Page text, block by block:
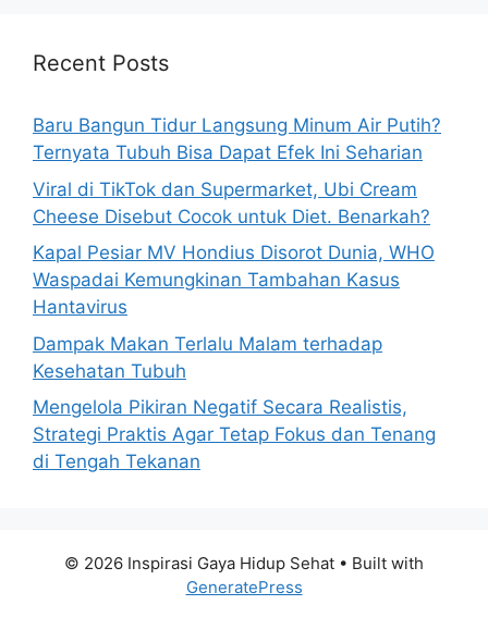
h
r
:
Recent Posts
Baru Bangun Tidur Langsung Minum Air Putih?
Ternyata Tubuh Bisa Dapat Efek Ini Seharian
Viral di TikTok dan Supermarket, Ubi Cream
Cheese Disebut Cocok untuk Diet. Benarkah?
Kapal Pesiar MV Hondius Disorot Dunia, WHO
Waspadai Kemungkinan Tambahan Kasus
Hantavirus
Dampak Makan Terlalu Malam terhadap
Kesehatan Tubuh
Mengelola Pikiran Negatif Secara Realistis,
Strategi Praktis Agar Tetap Fokus dan Tenang
di Tengah Tekanan
© 2026 Inspirasi Gaya Hidup Sehat • Built with
GeneratePress